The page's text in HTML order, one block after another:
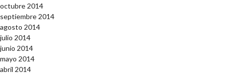
octubre 2014
septiembre 2014
agosto 2014
julio 2014
junio 2014
mayo 2014
abril 2014